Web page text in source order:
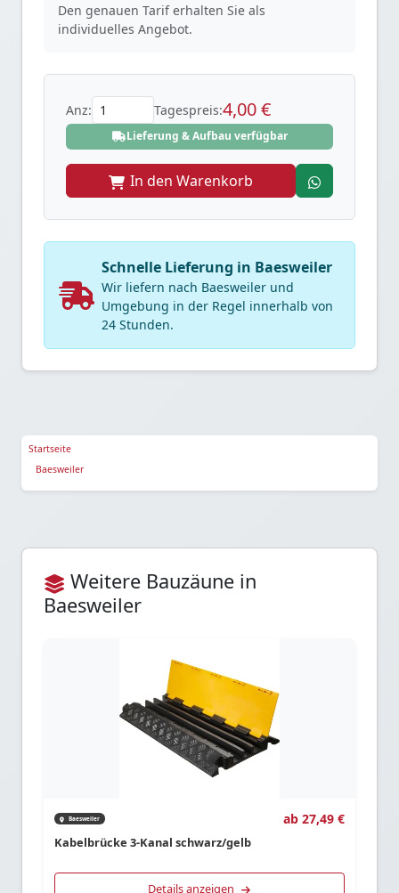
Startseite
Baesweiler
Den genauen Tarif erhalten Sie als
individuelles Angebot.
Anz: Tagespreis:4,00 €
Lieferung & Aufbau verfügbar
In den Warenkorb
Schnelle Lieferung in Baesweiler
Wir liefern nach Baesweiler und
Umgebung in der Regel innerhalb von
24 Stunden.
Weitere Bauzäune in
Baesweiler
Baesweiler ab 27,49 €
Kabelbrücke 3-Kanal schwarz/gelb
Details anzeigen